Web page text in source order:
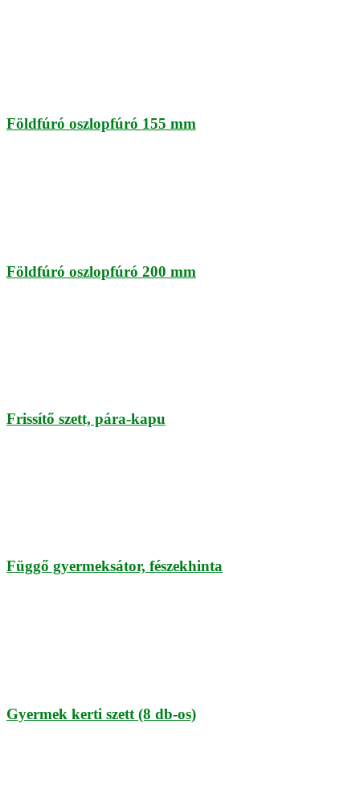
Földfúró oszlopfúró 155 mm
Földfúró oszlopfúró 200 mm
Frissítő szett, pára-kapu
Függő gyermeksátor, fészekhinta
Gyermek kerti szett (8 db-os)